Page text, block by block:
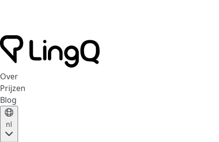
Over
Prijzen
Blog
nl